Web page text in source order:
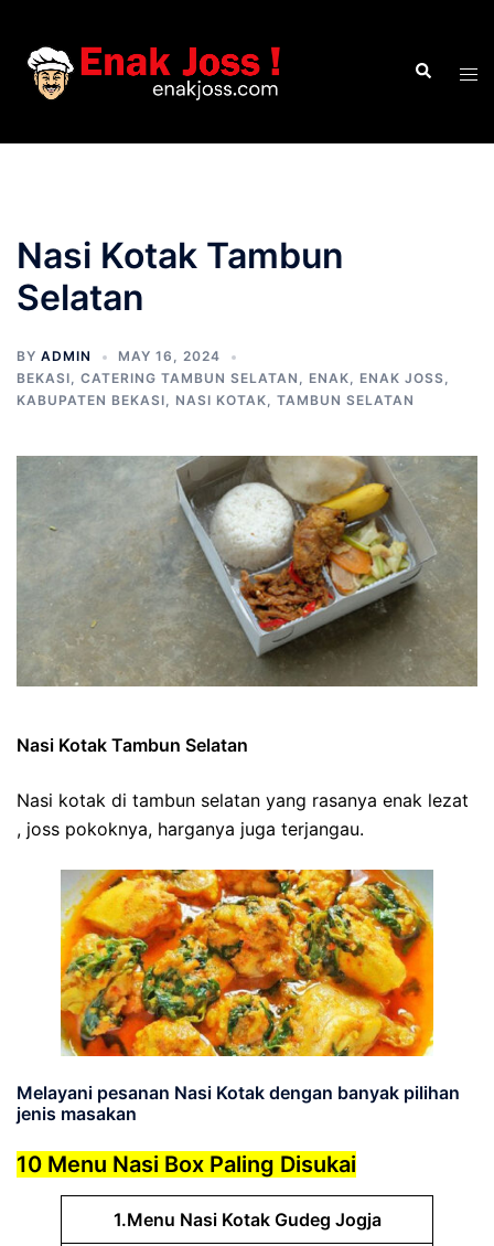
content
Search
Nasi Kotak Tambun
Selatan
BY ADMIN
MAY 16, 2024
BEKASI, CATERING TAMBUN SELATAN , ENAK, ENAK JOSS,
KABUPATEN BEKASI, NASI KOTAK, TAMBUN SELATAN
Nasi Kotak Tambun Selatan
Nasi kotak di tambun selatan yang rasanya enak lezat
, joss pokoknya, harganya juga terjangau.
Melayani pesanan Nasi Kotak dengan banyak pilihan
jenis masakan
10 Menu Nasi Box Paling Disukai
1.Menu Nasi Kotak Gudeg Jogja